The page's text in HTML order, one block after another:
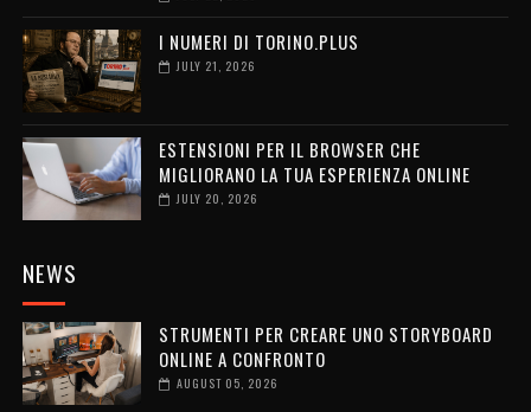
I NUMERI DI TORINO.PLUS
JULY 21, 2026
ESTENSIONI PER IL BROWSER CHE
MIGLIORANO LA TUA ESPERIENZA ONLINE
JULY 20, 2026
NEWS
STRUMENTI PER CREARE UNO STORYBOARD
ONLINE A CONFRONTO
AUGUST 05, 2026